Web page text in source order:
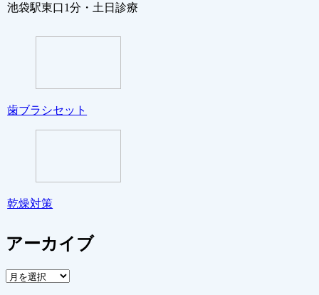
池袋駅東口1分・土日診療
歯ブラシセット
乾燥対策
アーカイブ
ア